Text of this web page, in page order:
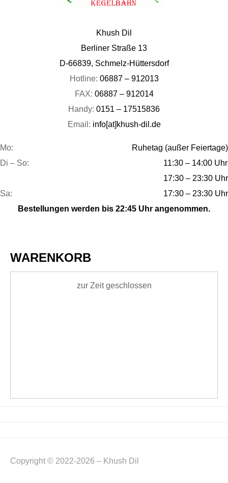
Khush Dil
Berliner Straße 13
D-66839, Schmelz-Hüttersdorf
Hotline: 06887 – 912013
FAX: 06887 – 912014
Handy: 0151 – 17515836
Email: info[at]khush-dil.de
Mo:
Ruhetag (außer Feiertage)
Di – So:
11:30 – 14:00 Uhr
17:30 – 23:30 Uhr
Sa:
17:30 – 23:30 Uhr
Bestellungen werden bis 22:45 Uhr angenommen.
WARENKORB
zur Zeit geschlossen
Copyright © 2022-2026 – Khush Dil